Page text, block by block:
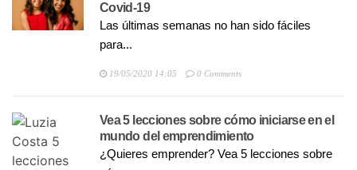
Covid-19
Las últimas semanas no han sido fáciles
para...
19/05/2020 14:05 0 Comments
Vea 5 lecciones sobre cómo iniciarse en el
mundo del emprendimiento
¿Quieres emprender? Vea 5 lecciones sobre